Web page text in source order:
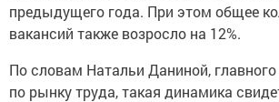
предыдущего года. При этом общее
вакансий также возросло на 12%.
По словам Натальи Даниной, главного
по рынку труда, такая динамика